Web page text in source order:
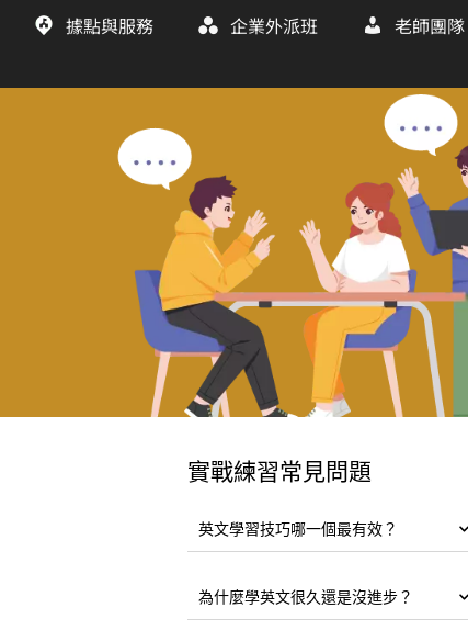
據點與服務 企業外派班 老師團隊
實戰練習常見問題
英文學習技巧哪一個最有效？
為什麼學英文很久還是沒進步？